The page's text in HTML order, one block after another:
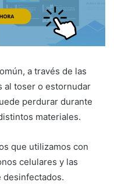
a través de las
al toser o estornudar
perdurar durante
materiales.
que utilizamos con
celulares y las
desinfectados.